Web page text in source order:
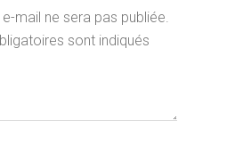
mail ne sera pas publiée.
sont indiqués